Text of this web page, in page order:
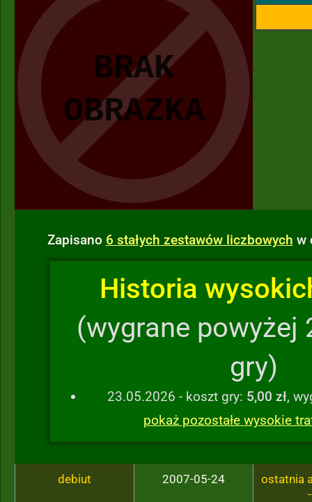
Zapisano 6 stałych zestawów liczbowych w
Historia
(wygrane powyżej
gry)
23.05.2026 - koszt gry: 5,00 zł,
pokaż pozostałe wysokie
debiut 2007-05-24
ostatnia